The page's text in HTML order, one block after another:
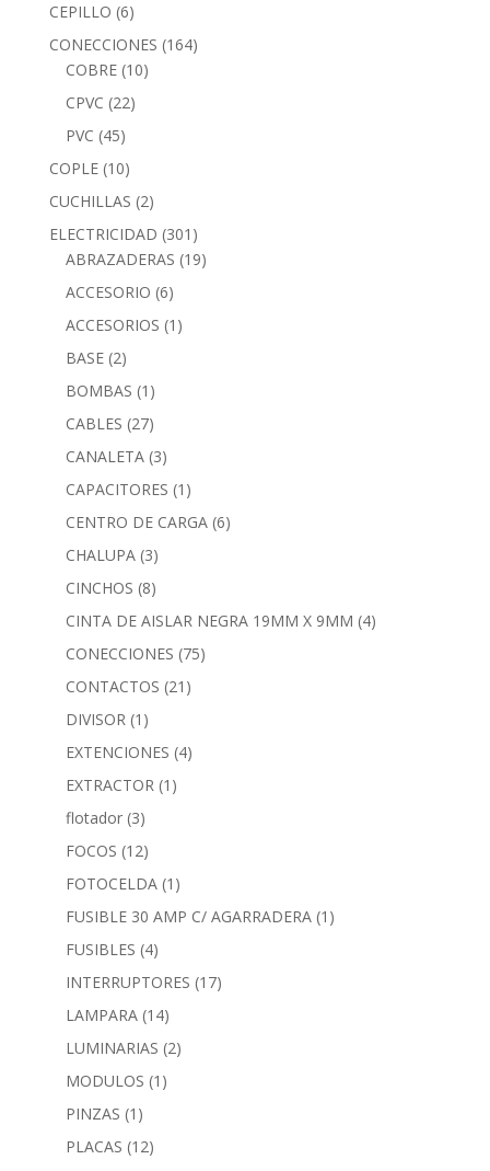
CEPILLO (6)
CONECCIONES (164)
COBRE (10)
CPVC (22)
PVC (45)
COPLE (10)
CUCHILLAS (2)
ELECTRICIDAD (301)
ABRAZADERAS (19)
ACCESORIO (6)
ACCESORIOS (1)
BASE (2)
BOMBAS (1)
CABLES (27)
CANALETA (3)
CAPACITORES (1)
CENTRO DE CARGA (6)
CHALUPA (3)
CINCHOS (8)
CINTA DE AISLAR NEGRA 19MM X 9MM (4)
CONECCIONES (75)
CONTACTOS (21)
DIVISOR (1)
EXTENCIONES (4)
EXTRACTOR (1)
flotador (3)
FOCOS (12)
FOTOCELDA (1)
FUSIBLE 30 AMP C/ AGARRADERA (1)
FUSIBLES (4)
INTERRUPTORES (17)
LAMPARA (14)
LUMINARIAS (2)
MODULOS (1)
PINZAS (1)
PLACAS (12)